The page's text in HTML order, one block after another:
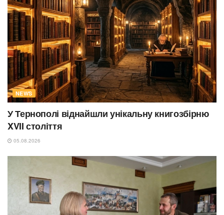
NEWS
У Тернополі віднайшли унікальну книгозбірню
XVII століття
05.08.2026